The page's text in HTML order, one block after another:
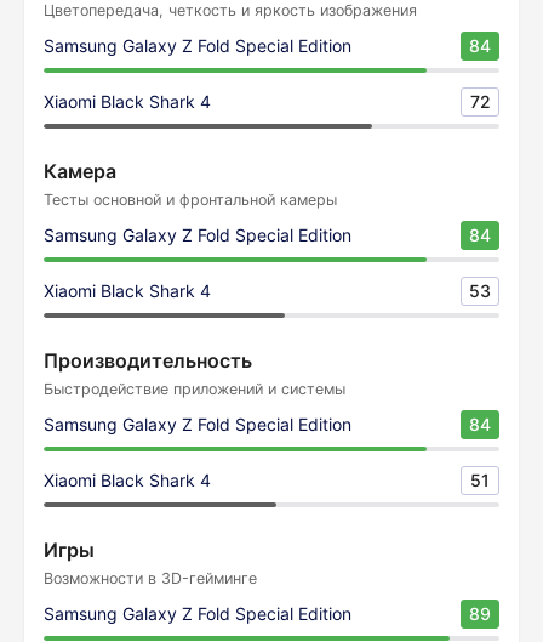
Цветопередача, четкость и яркость изображения
Samsung Galaxy Z Fold Special Edition 84
Xiaomi Black Shark 4 72
Камера
Тесты основной и фронтальной камеры
Samsung Galaxy Z Fold Special Edition 84
Xiaomi Black Shark 4 53
Производительность
Быстродействие приложений и системы
Samsung Galaxy Z Fold Special Edition 84
Xiaomi Black Shark 4 51
Игры
Возможности в 3D-гейминге
Samsung Galaxy Z Fold Special Edition 89